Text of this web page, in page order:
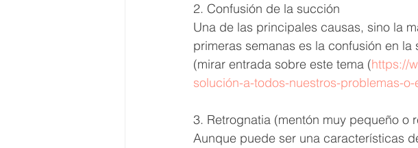
2. Confusión de la succión
Una de las principales causas, sino la
primeras semanas es la confusión en
(mirar entrada sobre este tema (https://
solución-a-todos-nuestros-problemas-
3. Retrognatia (mentón muy pequeño o
Aunque puede ser una características